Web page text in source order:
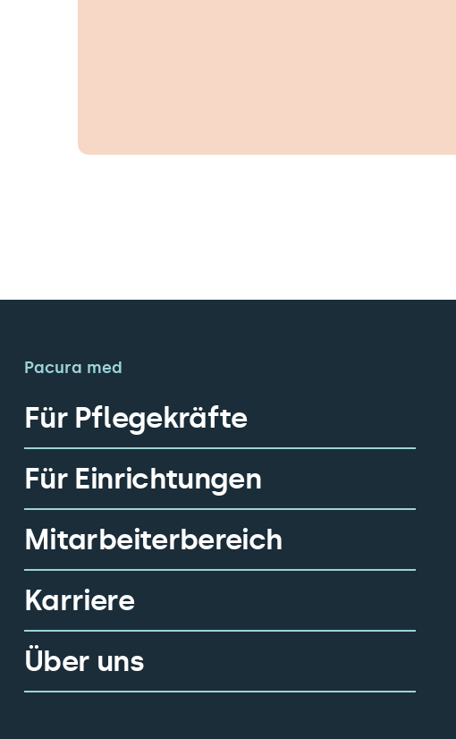
Pacura med
Für Pflegekräfte
Für Einrichtungen
Mitarbeiterbereich
Karriere
Über uns